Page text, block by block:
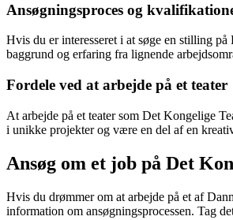
Ansøgningsproces og
Hvis du er interesseret i at søge en stilling
baggrund og erfaring fra lignende
Fordele ved at arbejde på et teater
At arbejde på et teater som Det Kongelige
i unikke projekter og være en del af en
Ansøg om et job på Det
Hvis du drømmer om at arbejde på et af
information om ansøgningsprocessen. Tag